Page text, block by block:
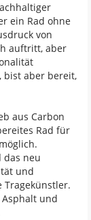
ein Rad ohne
von
auftritt, aber
bist aber bereit,
aus Carbon
Rad für
das neu
und
Tragekünstler.
und